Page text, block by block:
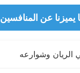
يميزنا عن المنافسين
الريان وشوارعه